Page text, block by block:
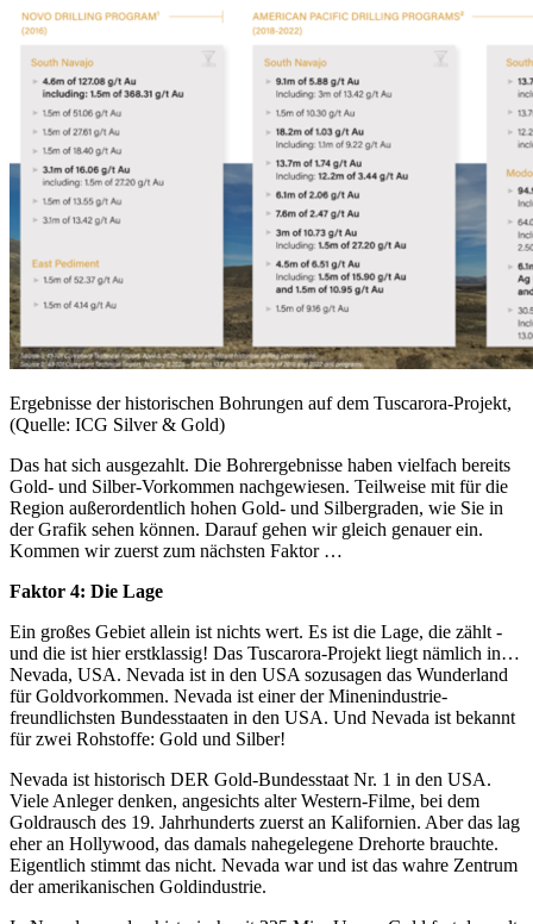
Ergebnisse der historischen Bohrungen auf dem Tuscarora-Projekt,
(Quelle: ICG Silver & Gold)
Das hat sich ausgezahlt. Die Bohrergebnisse haben vielfach bereits
Gold- und Silber-Vorkommen nachgewiesen. Teilweise mit für die
Region außerordentlich hohen Gold- und Silbergraden, wie Sie in
der Grafik sehen können. Darauf gehen wir gleich genauer ein.
Kommen wir zuerst zum nächsten Faktor …
Faktor 4: Die Lage
Ein großes Gebiet allein ist nichts wert. Es ist die Lage, die zählt -
und die ist hier erstklassig! Das Tuscarora-Projekt liegt nämlich in…
Nevada, USA. Nevada ist in den USA sozusagen das Wunderland
für Goldvorkommen. Nevada ist einer der Minenindustrie-
freundlichsten Bundesstaaten in den USA. Und Nevada ist bekannt
für zwei Rohstoffe: Gold und Silber!
Nevada ist historisch DER Gold-Bundesstaat Nr. 1 in den USA.
Viele Anleger denken, angesichts alter Western-Filme, bei dem
Goldrausch des 19. Jahrhunderts zuerst an Kalifornien. Aber das lag
eher an Hollywood, das damals nahegelegene Drehorte brauchte.
Eigentlich stimmt das nicht. Nevada war und ist das wahre Zentrum
der amerikanischen Goldindustrie.